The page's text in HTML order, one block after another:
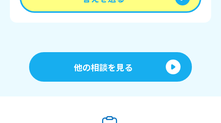
他の相談を見る